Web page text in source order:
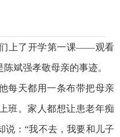
上了开学第一课——观看
斌强孝敬母亲的事迹。
每天都用一条布带把母亲
班。家人都想让患老年痴
说：“我不去，我要和儿子